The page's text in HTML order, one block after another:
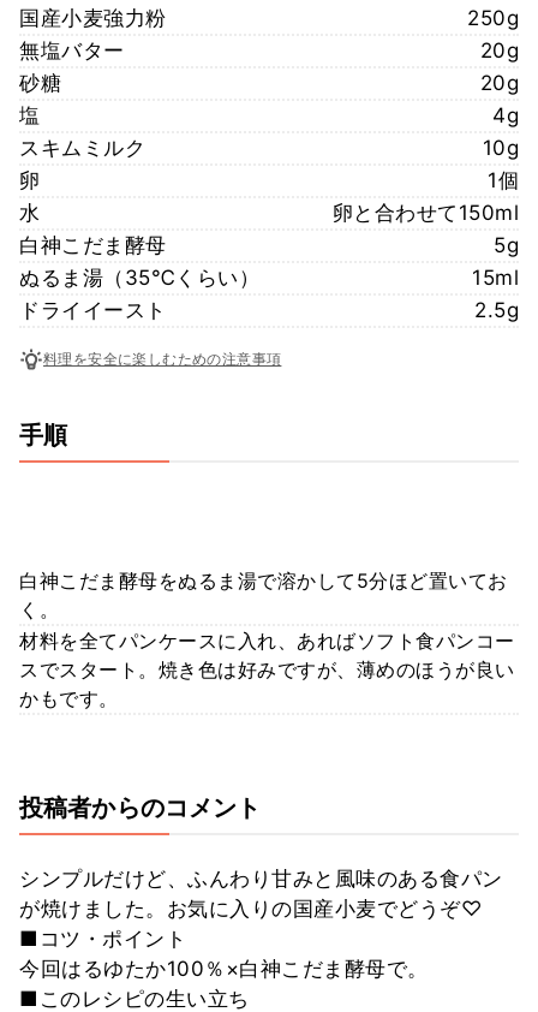
国産小麦強力粉
250g
無塩バター
20g
砂糖
20g
塩
4g
スキムミルク
10g
卵
1個
水
卵と合わせて150ml
白神こだま酵母
5g
ぬるま湯（35℃くらい）
15ml
ドライイースト
2.5g
料理を安全に楽しむための注意事項
手順
白神こだま酵母をぬるま湯で溶かして5分ほど置いてお
く。
材料を全てパンケースに入れ、あればソフト食パンコー
スでスタート。焼き色は好みですが、薄めのほうが良い
かもです。
投稿者からのコメント
シンプルだけど、ふんわり甘みと風味のある食パン
が焼けました。お気に入りの国産小麦でどうぞ♡
■コツ・ポイント
今回はるゆたか100％×白神こだま酵母で。
■このレシピの生い立ち